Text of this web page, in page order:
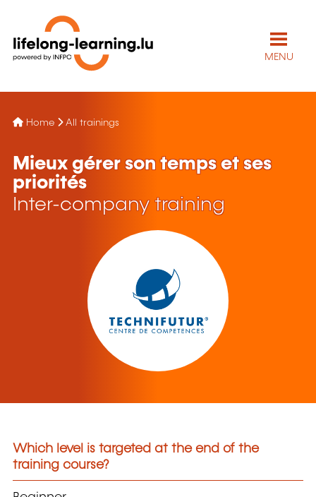
MENU
Home All trainings
Mieux gérer son temps et ses
priorités
Inter-company training
Which level is targeted at the end of the
training course?